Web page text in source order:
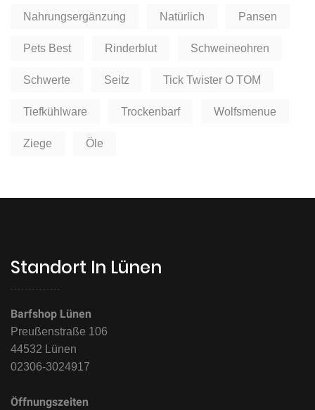
Nahrungsergänzung Natürlich Pansen
Pets Best Rinderblut Schweineohren
Schwerte Seitz Tick Twister O TOM
Tiefkühlware Trockenbarf Wolfsmenue
Ziege Öle
Standort In Lünen
Barfshop Lünen
Preußenstraße 106
44532 Lünen
02306-3024917
Öffnungszeiten